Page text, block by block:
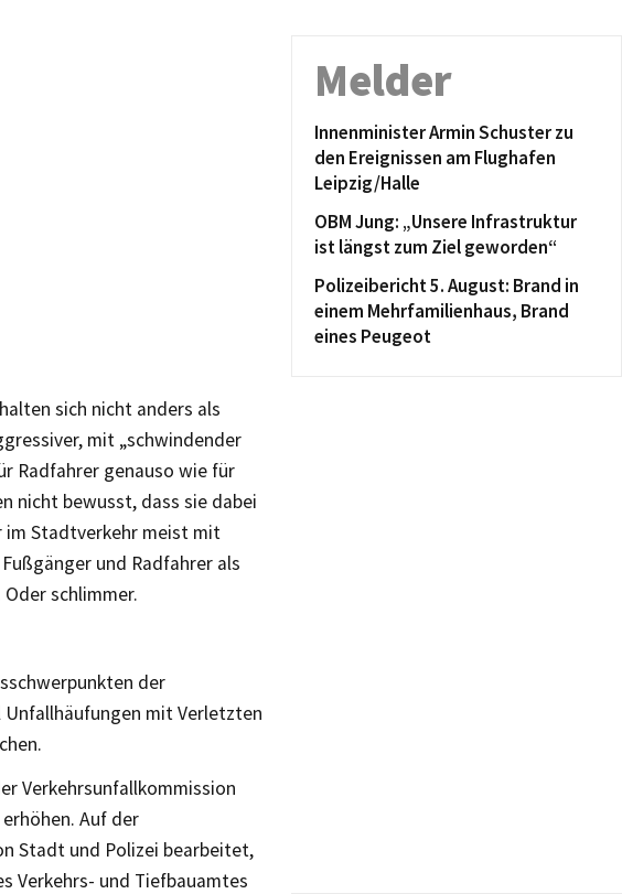
sich nicht anders als
mit „schwindender
Radfahrer genauso wie für
nicht bewusst, dass sie dabei
im Stadtverkehr meist mit
und Radfahrer als
schlimmer.
der
mit Verletzten
Verkehrsunfallkommission
Auf der
Stadt und Polizei bearbeitet,
Verkehrs- und Tiefbauamtes
Melder
Innenminister Armin Schuster zu
den Ereignissen am Flughafen
Leipzig/Halle
OBM Jung: „Unsere Infrastruktur
ist längst zum Ziel geworden“
Polizeibericht 5. August: Brand in
einem Mehrfamilienhaus, Brand
eines Peugeot